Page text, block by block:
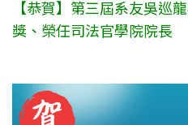
【恭賀】第三屆系友吳巡
獎、榮任司法官學院院長